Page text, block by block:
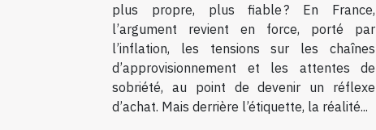
plus propre, plus fiable ? En France,
l’argument revient en force, porté par
l’inflation, les tensions sur les chaînes
d’approvisionnement et les attentes de
sobriété, au point de devenir un réflexe
d’achat. Mais derrière l’étiquette, la réalité...